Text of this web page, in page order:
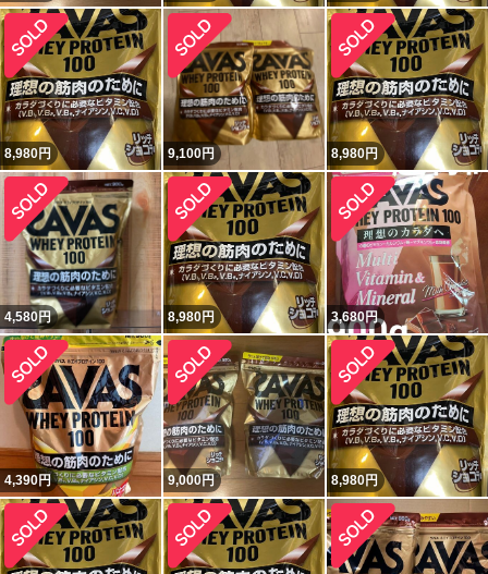
8,980円 9,100円 8,980円
4,580円 8,980円 3,680円
4,390円 9,000円 8,980円